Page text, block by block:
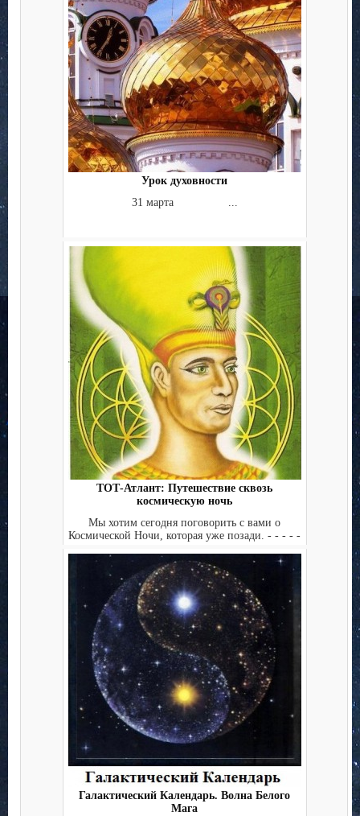
Урок духовности
31 марта ...
ТОТ-Атлант: Путешествие сквозь
космическую ночь
Мы хотим сегодня поговорить с вами о
Космической Ночи, которая уже позади. - - - - -
Галактический Календарь. Волна Белого
Мага